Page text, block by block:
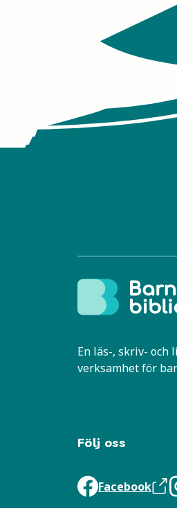
En läs-, skriv-
verksamhet för
Följ oss
Facebook